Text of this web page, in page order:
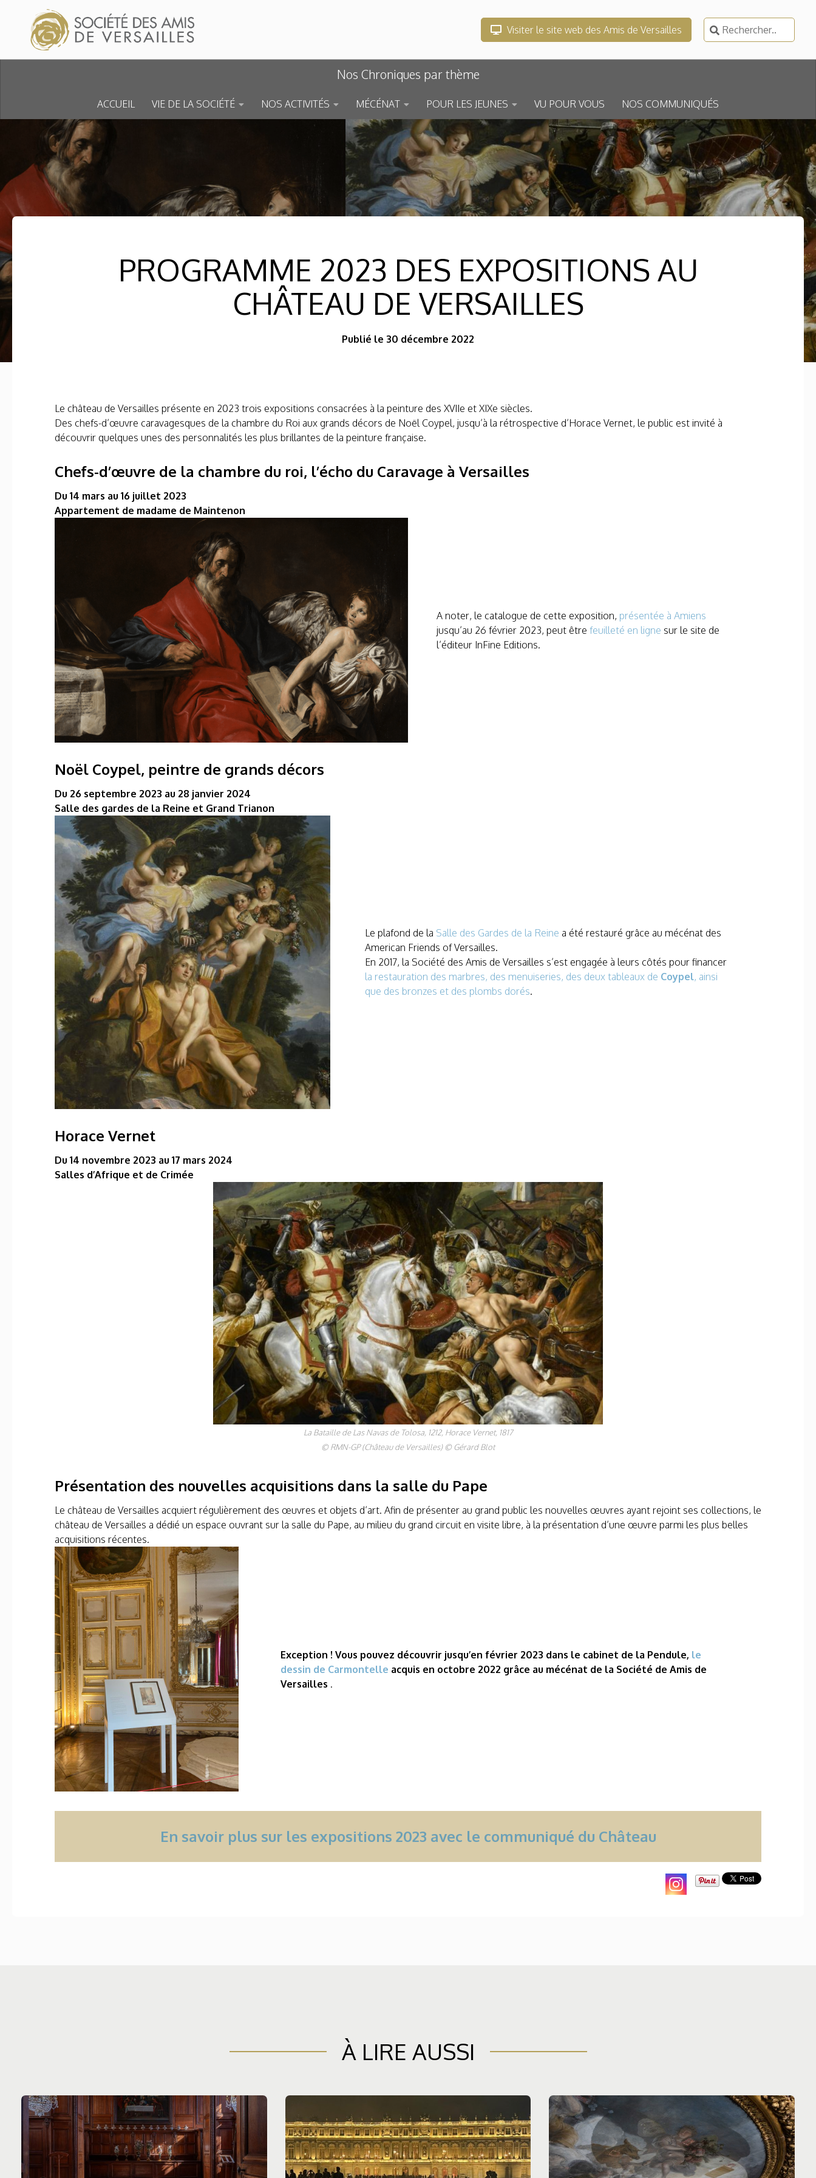
Skip to content
Visiter le site web des Amis de Versailles
Rechercher :
Nos Chroniques par thème
ACCUEIL VIE DE LA SOCIÉTÉ NOS ACTIVITÉS MÉCÉNAT POUR LES JEUNES VU POUR VOUS NOS COMMUNIQUÉS
PROGRAMME 2023 DES EXPOSITIONS AU
CHÂTEAU DE VERSAILLES
Publié le 30 décembre 2022
Le château de Versailles présente en 2023 trois expositions consacrées à la peinture des XVIIe et XIXe siècles.
Des chefs-d’œuvre caravagesques de la chambre du Roi aux grands décors de Noël Coypel, jusqu’à la rétrospective d’Horace Vernet, le public est invité à
découvrir quelques unes des personnalités les plus brillantes de la peinture française.
Chefs-d’œuvre de la chambre du roi, l’écho du Caravage à Versailles
Du 14 mars au 16 juillet 2023
Appartement de madame de Maintenon
A noter, le catalogue de cette exposition, présentée à Amiens
jusqu’au 26 février 2023, peut être feuilleté en ligne sur le site de
l’éditeur InFine Editions.
Noël Coypel, peintre de grands décors
Du 26 septembre 2023 au 28 janvier 2024
Salle des gardes de la Reine et Grand Trianon
Le plafond de la Salle des Gardes de la Reine a été restauré grâce au mécénat des
American Friends of Versailles.
En 2017, la Société des Amis de Versailles s’est engagée à leurs côtés pour financer
la restauration des marbres, des menuiseries, des deux tableaux de Coypel, ainsi
que des bronzes et des plombs dorés.
Horace Vernet
Du 14 novembre 2023 au 17 mars 2024
Salles d’Afrique et de Crimée
La Bataille de Las Navas de Tolosa, 1212, Horace Vernet, 1817
© RMN-GP (Château de Versailles) © Gérard Blot
Présentation des nouvelles acquisitions dans la salle du Pape
Le château de Versailles acquiert régulièrement des œuvres et objets d’art. Afin de présenter au grand public les nouvelles œuvres ayant rejoint ses collections, le
château de Versailles a dédié un espace ouvrant sur la salle du Pape, au milieu du grand circuit en visite libre, à la présentation d’une œuvre parmi les plus belles
acquisitions récentes.
Exception ! Vous pouvez découvrir jusqu’en février 2023 dans le cabinet de la Pendule, le
dessin de Carmontelle acquis en octobre 2022 grâce au mécénat de la Société de Amis de
Versailles .
En savoir plus sur les expositions 2023 avec le communiqué du Château
À LIRE AUSSI